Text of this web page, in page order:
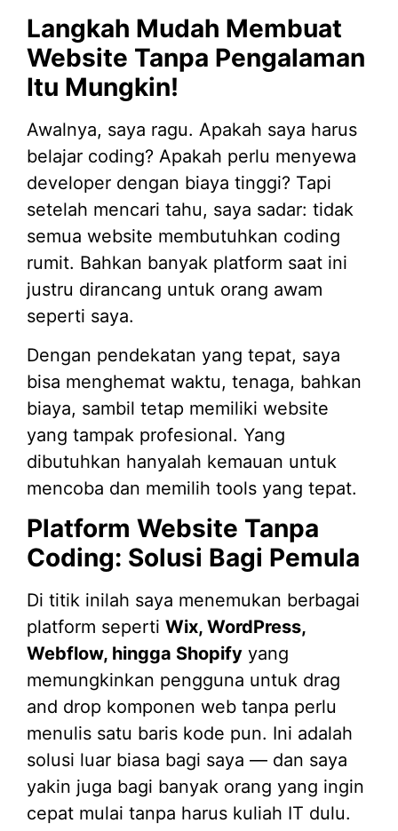
Langkah Mudah Membuat
Website Tanpa Pengalaman
Itu Mungkin!
Awalnya, saya ragu. Apakah saya harus
belajar coding? Apakah perlu menyewa
developer dengan biaya tinggi? Tapi
setelah mencari tahu, saya sadar: tidak
semua website membutuhkan coding
rumit. Bahkan banyak platform saat ini
justru dirancang untuk orang awam
seperti saya.
Dengan pendekatan yang tepat, saya
bisa menghemat waktu, tenaga, bahkan
biaya, sambil tetap memiliki website
yang tampak profesional. Yang
dibutuhkan hanyalah kemauan untuk
mencoba dan memilih tools yang tepat.
Platform Website Tanpa
Coding: Solusi Bagi Pemula
Di titik inilah saya menemukan berbagai
platform seperti Wix, WordPress,
Webflow, hingga Shopify yang
memungkinkan pengguna untuk drag
and drop komponen web tanpa perlu
menulis satu baris kode pun. Ini adalah
solusi luar biasa bagi saya — dan saya
yakin juga bagi banyak orang yang ingin
cepat mulai tanpa harus kuliah IT dulu.